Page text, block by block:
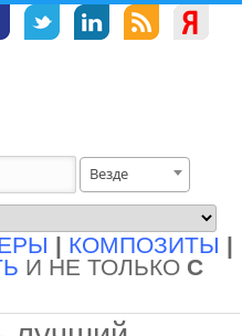
Везде
| КОМПОЗИТЫ |
И НЕ ТОЛЬКО С